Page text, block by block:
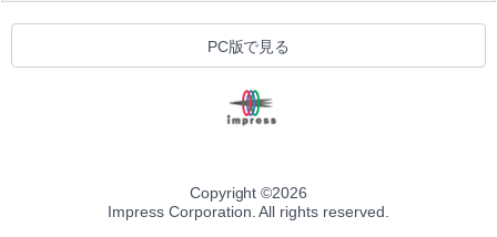
PC版で見る
Copyright ©2026
Impress Corporation. All rights reserved.